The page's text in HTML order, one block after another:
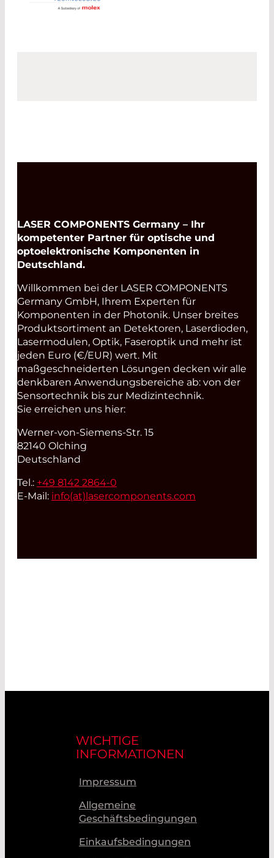
LASER COMPONENTS Germany – Ihr
kompetenter Partner für optische und
optoelektronische Komponenten in
Deutschland.
Willkommen bei der LASER COMPONENTS
Germany GmbH, Ihrem Experten für
Komponenten in der Photonik. Unser breites
Produktsortiment an Detektoren, Laserdioden,
Lasermodulen, Optik, Faseroptik und mehr ist
jeden Euro (€/EUR) wert. Mit
maßgeschneiderten Lösungen decken wir alle
denkbaren Anwendungsbereiche ab: von der
Sensortechnik bis zur Medizintechnik.
Sie erreichen uns hier:
Werner-von-Siemens-Str. 15
82140 Olching
Deutschland
Tel.: +49 8142 2864-0
E-Mail: info(at)lasercomponents.com
WICHTIGE
INFORMATIONEN
Impressum
Allgemeine
Geschäftsbedingungen
Einkaufsbedingungen